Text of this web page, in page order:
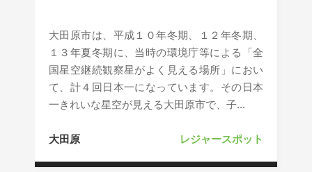
大田原市は、平成１０年冬期、１２年冬期、
１３年夏冬期に、当時の環境庁等による「全
国星空継続観察星がよく見える場所」におい
て、計４回日本一になっています。その日本
一きれいな星空が見える大田原市で、子...
大田原 レジャースポット